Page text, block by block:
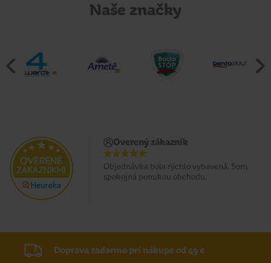
Naše značky
Overený zákazník
Objednávka bola rýchlo vybavená. Som
spokojná ponukou obchodu.
Doprava zadarmo pri nákupe od 49 €